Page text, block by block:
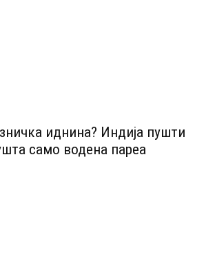
иднина? Индија пушти
само водена пареа